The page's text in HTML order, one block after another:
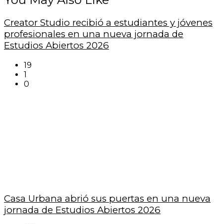
Creator Studio recibió a estudiantes y jóvenes
profesionales en una nueva jornada de
Estudios Abiertos 2026
19
1
0
Casa Urbana abrió sus puertas en una nueva
jornada de Estudios Abiertos 2026